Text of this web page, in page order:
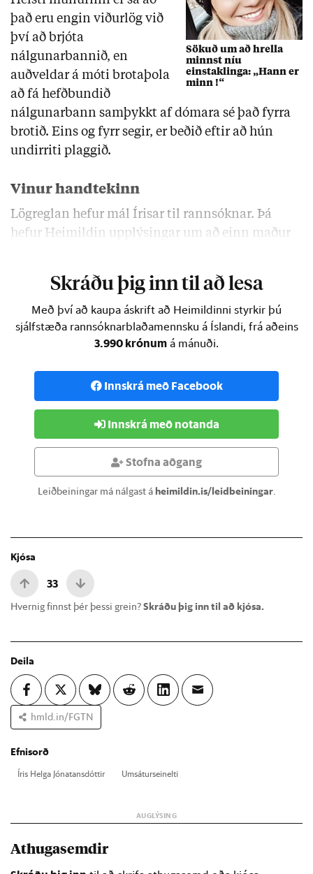
Sökuð um að hrella
minnst níu
einstaklinga: „Hann er
minn !“
það eru engin viðurlög við
því að brjóta
nálgunarbannið, en
auðveldar á móti brotaþola
að fá hefðbundið
nálgunarbann samþykkt af dómara sé það fyrra
brotið. Eins og fyrr segir, er beðið eftir að hún
undirriti plaggið.
Vinur handtekinn
Lögreglan hefur mál Írisar til rannsóknar. Þá
hefur Heimildin upplýsingar um að einn maður
Skráðu þig inn til að lesa
Með því að kaupa áskrift að Heimildinni styrkir þú
sjálfstæða rannsóknarblaðamennsku á Íslandi, frá aðeins
3.990 krónum á mánuði.
Innskrá með Facebook
Innskrá með notanda
Stofna aðgang
Leiðbeiningar má nálgast áheimildin.is/leidbeiningar.
Kjósa
33
Hvernig finnst þér þessi grein?Skráðu þig inn til að kjósa.
Deila
hmld.in/FGTN
Efnisorð
Ír­is Helga Jónatans­dótt­ir Umsát­ur­seinelti
Athugasemdir